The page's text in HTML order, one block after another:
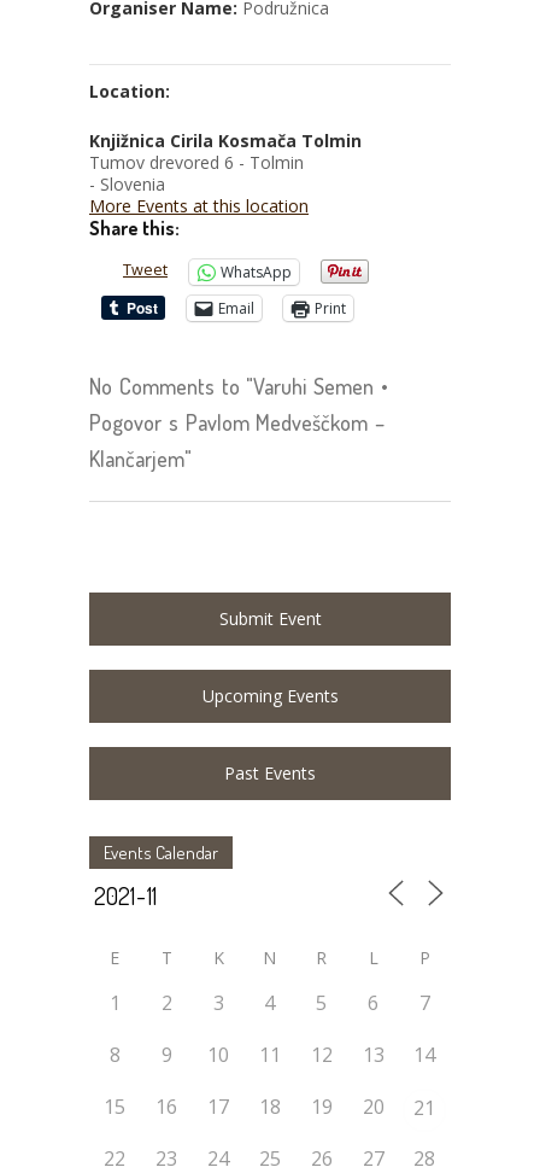
Organiser Name: Podružnica‎
Location:
Knjižnica Cirila Kosmača Tolmin
Tumov drevored 6 - Tolmin
- Slovenia
More Events at this location
Share this:
Tweet
WhatsApp
Email
Print
No Comments to "Varuhi Semen •
Pogovor s Pavlom Medveščkom –
Klančarjem"
Submit Event
Upcoming Events
Past Events
Events Calendar
E T K N R L P
1 2 3 4 5 6
7
8
9 10 11 12 13
14
15
16 17 18 19 20
21
22
23 24 25 26 27
28